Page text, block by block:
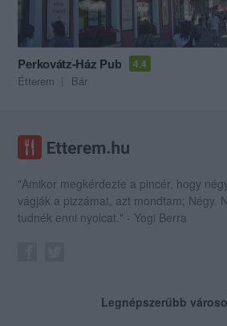
Perkovátz-Ház Pub 4.4
Étterem Bár
"Amikor megkérdezte a pincér, hogy
vágják a pizzámat, azt mondtam; Négy.
tudnék enni nyolcat." - Yogi Berra
Legnépszerűbb